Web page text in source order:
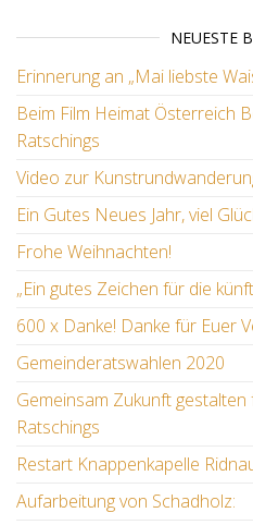
NEUESTE
Erinnerung an „Mai liebste
Beim Film Heimat Österreich
Ratschings
Video zur
Ein Gutes Neues Jahr, viel
Frohe Weihnachten!
„Ein gutes Zeichen für die
600 x Danke! Danke für Euer
Gemeinderatswahlen 2020
Gemeinsam Zukunft
Ratschings
Restart Knappenkapelle
Aufarbeitung von Schadholz: